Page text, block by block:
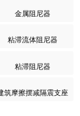
金属阻尼器
粘滞流体阻尼器
粘滞阻尼器
筑摩擦摆减隔震支座